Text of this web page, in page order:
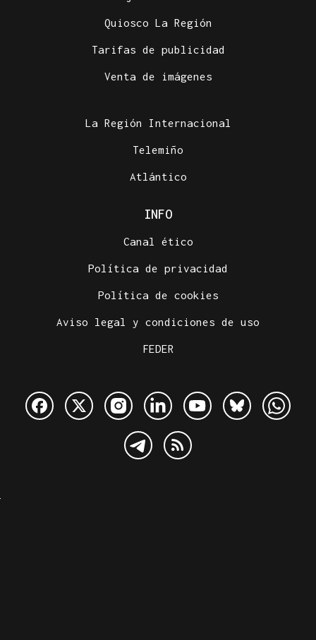
Quiosco La Región
Tarifas de publicidad
Venta de imágenes
La Región Internacional
Telemiño
Atlántico
INFO
Canal ético
Política de privacidad
Política de cookies
Aviso legal y condiciones de uso
FEDER